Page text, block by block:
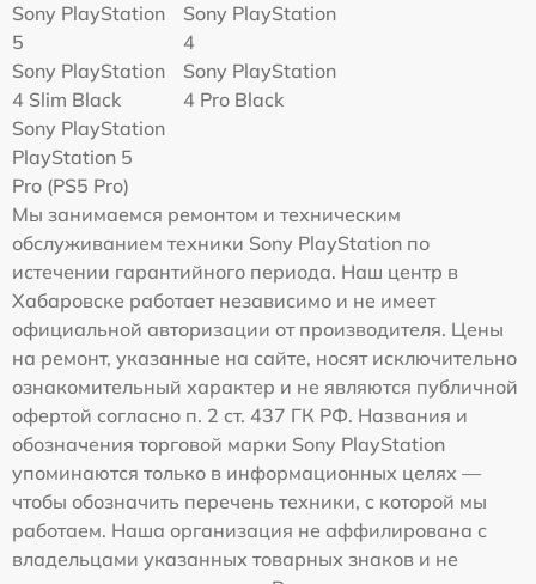
Sony PlayStation
5
Sony PlayStation
4
Sony PlayStation
4 Slim Black
Sony PlayStation
4 Pro Black
Sony PlayStation
PlayStation 5
Pro (PS5 Pro)
Мы занимаемся ремонтом и техническим
обслуживанием техники Sony PlayStation по
истечении гарантийного периода. Наш центр в
Хабаровске работает независимо и не имеет
официальной авторизации от производителя. Цены
на ремонт, указанные на сайте, носят исключительно
ознакомительный характер и не являются публичной
офертой согласно п. 2 ст. 437 ГК РФ. Названия и
обозначения торговой марки Sony PlayStation
упоминаются только в информационных целях —
чтобы обозначить перечень техники, с которой мы
работаем. Наша организация не аффилирована с
владельцами указанных товарных знаков и не